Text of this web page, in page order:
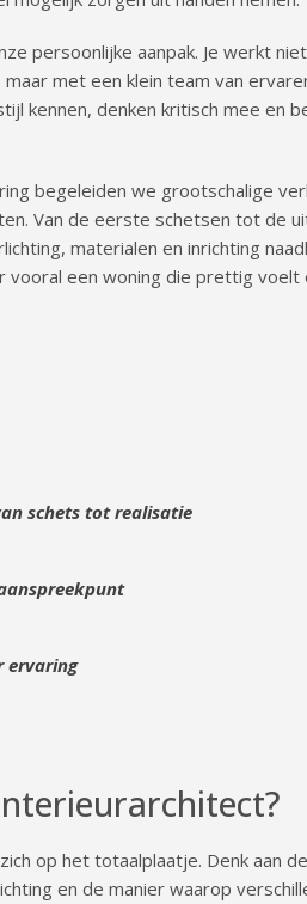
persoonlijke aanpak. Je werkt
maar met een klein team van
kennen, denken kritisch mee en
begeleiden we grootschalige
Van de eerste schetsen tot de
materialen en inrichting
vooral een woning die prettig
schets tot realisatie
ervaring
op het totaalplaatje. Denk aan
en de manier waarop